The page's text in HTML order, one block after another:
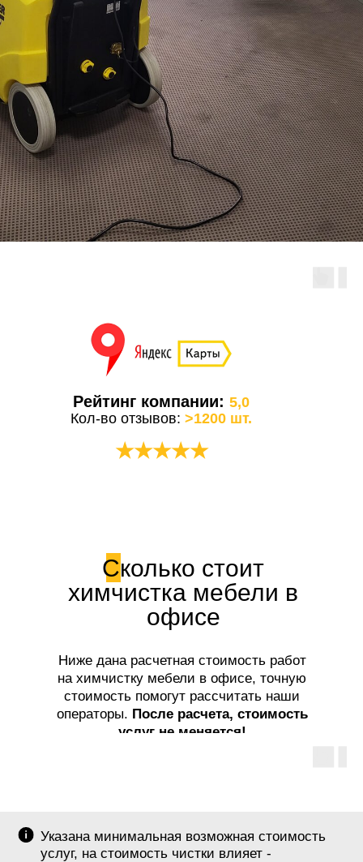
Рейтинг компании:5,0
Кол-во отзывов:>1200 шт.
★★★★★
Сколько стоит
химчистка мебели в
офисе
Ниже дана расчетная стоимость работ
на химчистку мебели в офисе, точную
стоимость помогут рассчитать наши
операторы. После расчета, стоимость
услуг не меняется!
Указана минимальная возможная стоимость
услуг, на стоимость чистки влияет -